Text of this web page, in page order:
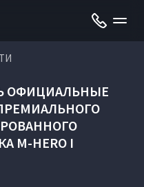
ОФИЦИАЛЬНЫЕ
M-HERO I